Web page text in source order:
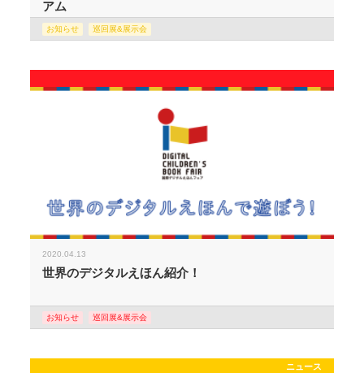
アム
お知らせ 巡回展&展示会
2020.04.13
世界のデジタルえほん紹介！
お知らせ 巡回展&展示会
ニュース